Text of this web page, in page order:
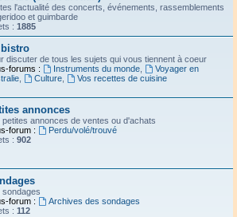
l'actualité des concerts, événements, rassemblements
et guimbarde
: 1885
bistro
discuter de tous les sujets qui vous tiennent à coeur
forums :
Instruments du monde,
Voyager en
Culture,
Vos recettes de cuisine
annonces
petites annonces de ventes ou d'achats
forum :
Perdu/volé/trouvé
: 902
sondages
forum :
Archives des sondages
: 112